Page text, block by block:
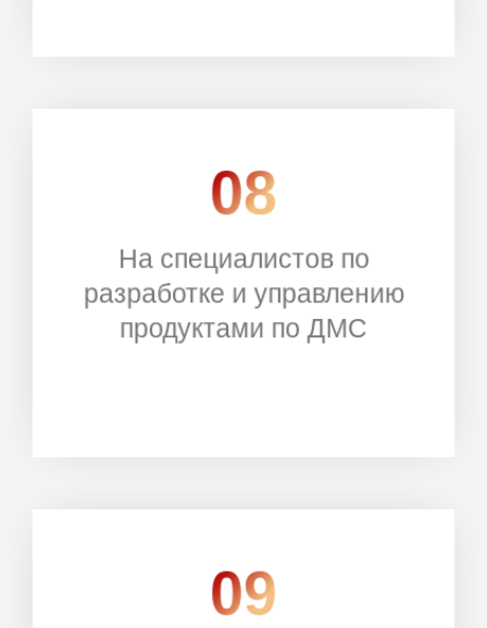
08
На специалистов по
разработке и управлению
продуктами по ДМС
09